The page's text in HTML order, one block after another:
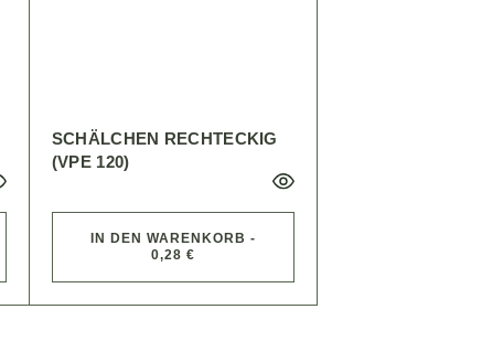
SCHÄLCHEN RECHTECKIG
(VPE 120)
IN DEN WARENKORB -
0,28 €